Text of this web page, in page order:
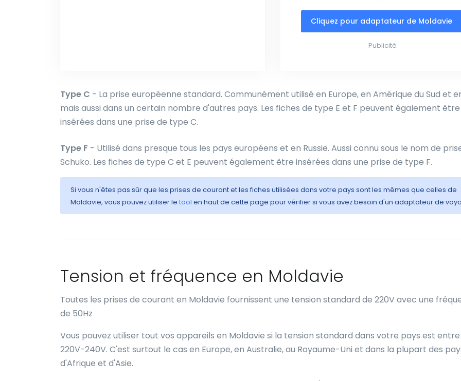
Cliquez pour adaptateur de Moldavie
Publicité
Type C - La prise européenne standard. Communément utilisé en Europe, en Amérique du Sud et
mais aussi dans un certain nombre d'autres pays. Les fiches de type E et F peuvent également être
insérées dans une prise de type C.
Type F - Utilisé dans presque tous les pays européens et en Russie. Aussi connu sous le nom de
Schuko. Les fiches de type C et E peuvent également être insérées dans une prise de type F.
Si vous n'êtes pas sûr que les prises de courant et les fiches utilisées dans votre pays sont les mêmes que celles de
Moldavie, vous pouvez utiliser le tool en haut de cette page pour vérifier si vous avez besoin d'un adaptateur de
Tension et fréquence en Moldavie
Toutes les prises de courant en Moldavie fournissent une tension standard de 220V avec une
de 50Hz
Vous pouvez utiliser tout vos appareils en Moldavie si la tension standard dans votre pays est entre
220V-240V. C'est surtout le cas en Europe, en Australie, au Royaume-Uni et dans la plupart des
d'Afrique et d'Asie.